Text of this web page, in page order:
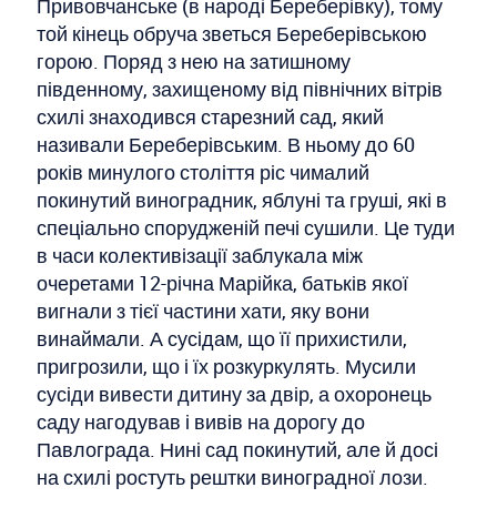
Привовчанське (в народі Береберівку), тому
той кінець обруча зветься Береберівською
горою. Поряд з нею на затишному
південному, захищеному від північних вітрів
схилі знаходився старезний сад, який
називали Береберівським. В ньому до 60
років минулого століття ріс чималий
покинутий виноградник, яблуні та груші, які в
спеціально спорудженій печі сушили. Це туди
в часи колективізації заблукала між
очеретами 12-річна Марійка, батьків якої
вигнали з тієї частини хати, яку вони
винаймали. А сусідам, що її прихистили,
пригрозили, що і їх розкуркулять. Мусили
сусіди вивести дитину за двір, а охоронець
саду нагодував і вивів на дорогу до
Павлограда. Нині сад покинутий, але й досі
на схилі ростуть рештки виноградної лози.